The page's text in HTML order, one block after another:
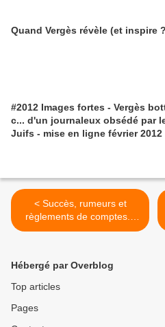
Quand Vergès révèle (et inspire
#2012 Images fortes - Vergès
c... d'un journaleux obsédé par
Juifs - mise en ligne février 2012
< Succès, rumeurs et
règlements de comptes...
Fleetwood Mac
Hébergé par Overblog
Top articles
Pages